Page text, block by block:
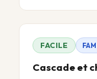
FACILE
Cascade et